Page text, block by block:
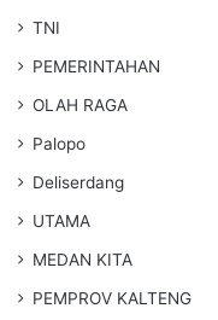
TNI
PEMERINTAHAN
OLAH RAGA
Palopo
Deliserdang
UTAMA
MEDAN KITA
PEMPROV KALTENG